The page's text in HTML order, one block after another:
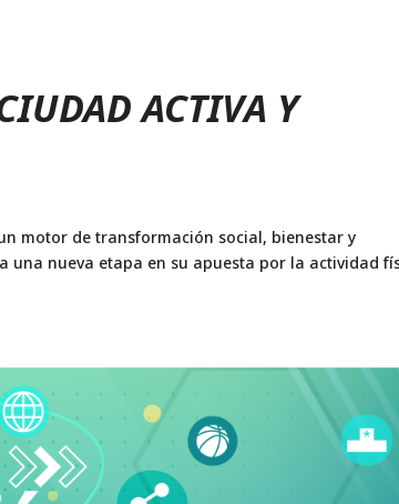
ACTIVA Y
motor de transformación social, bienestar y
una nueva etapa en su apuesta por la actividad